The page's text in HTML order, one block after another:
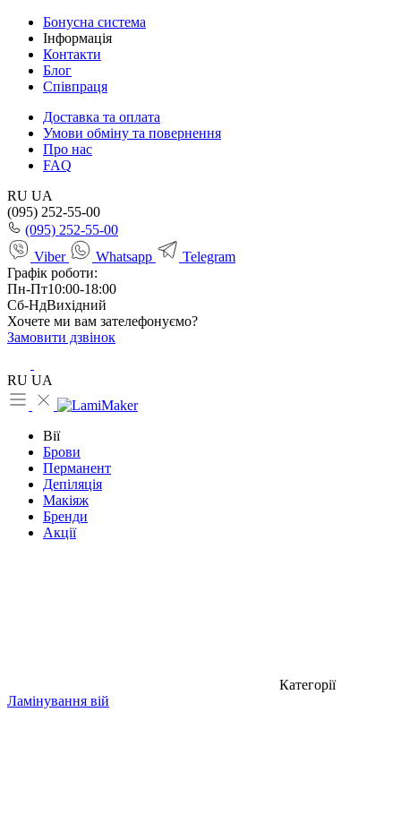
Бонусна система
Інформація
Контакти
Блог
Співпраця
Доставка та оплата
Умови обміну та повернення
Про нас
FAQ
RU UA
(095) 252-55-00
(095) 252-55-00
Viber
Whatsapp
Telegram
Графік роботи:
Пн-Пт10:00-18:00
Сб-НдВихідний
Хочете ми вам зателефонуємо?
Замовити дзвінок
RU UA
Вії
Брови
Перманент
Депіляція
Макіяж
Бренди
Акції
Категорії
Ламінування вій